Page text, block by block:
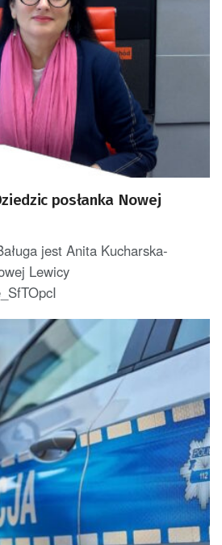
posłanka Nowej
jest Anita Kucharska-
Lewicy